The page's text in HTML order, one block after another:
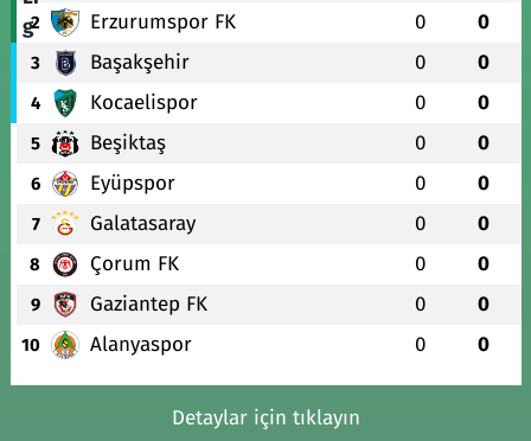
2 Erzurumspor FK 0 0
3 Başakşehir 0 0
4 Kocaelispor 0 0
5 Beşiktaş 0 0
6 Eyüpspor 0 0
7 Galatasaray 0 0
8 Çorum FK 0 0
9 Gaziantep FK 0 0
10 Alanyaspor 0 0
Detaylar için tıklayın